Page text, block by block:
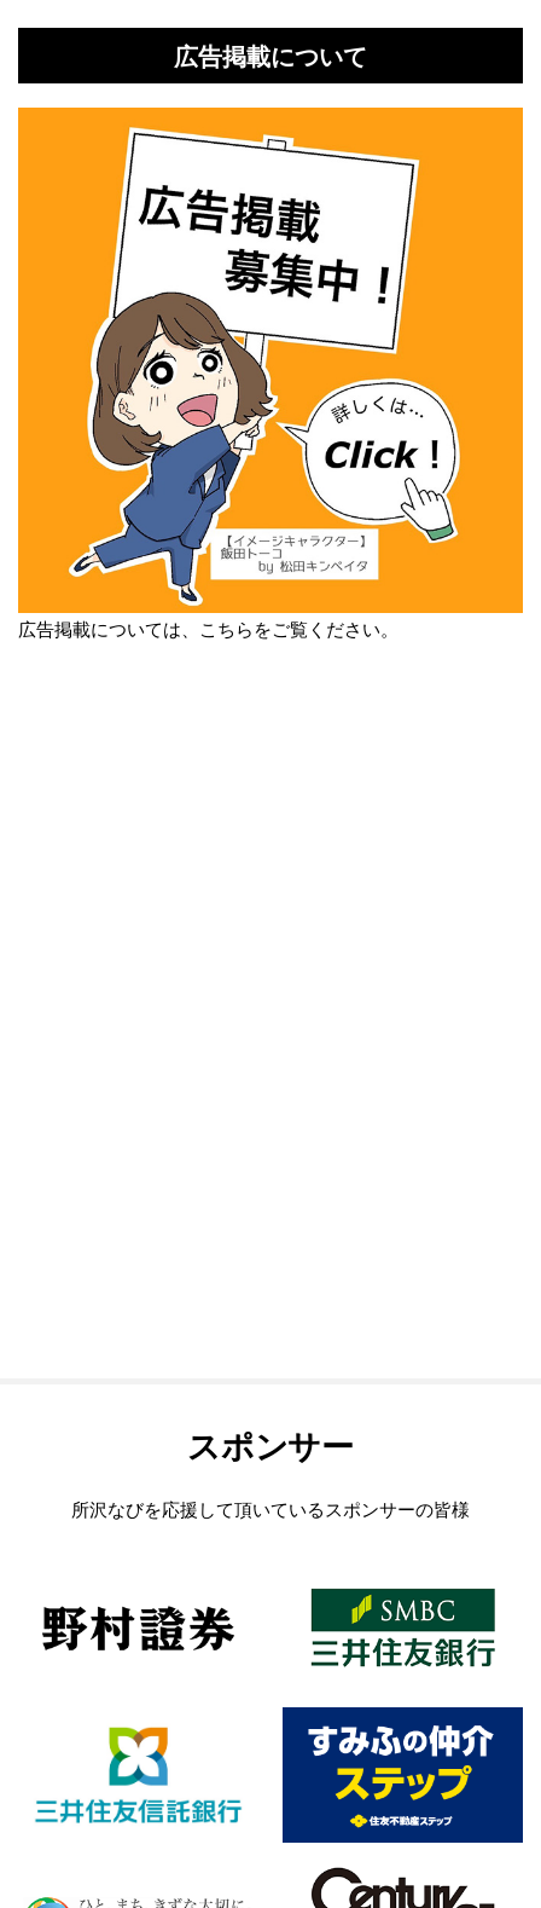
広告掲載について
広告掲載については、こちらをご覧ください。
スポンサー
所沢なびを応援して頂いているスポンサーの皆様